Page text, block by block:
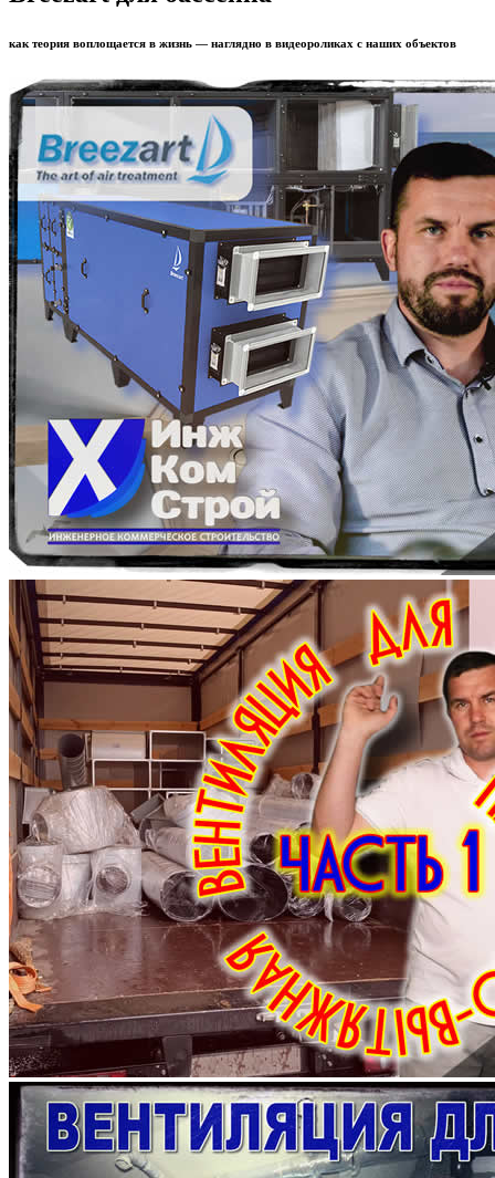
как теория воплощается в жизнь — наглядно в видеороликах с наших объектов